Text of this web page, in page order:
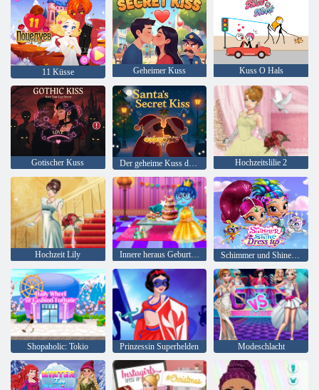
11 Küsse Geheimer Kuss Kuss O Hals
Gotischer Kuss Der geheime Kuss des Weihnachtsmanns Hochzeitslilie 2
Hochzeit Lily Innere heraus Geburtstagsfeier Schimmer und Shine Dress up
Shopaholic: Tokio Prinzessin Superhelden Modeschlacht